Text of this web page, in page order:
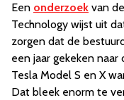
Een onderzoek van
Technology wijst uit
zorgen dat de
een jaar gekeken
Tesla Model S en X
Dat bleek enorm te